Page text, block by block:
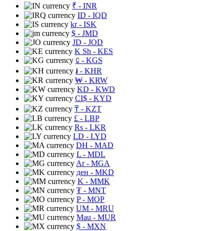
₹ - INR
ID - IQD
kr- ISK
$ - JMD
JD - JOD
K Sh - KES
⃀ - KGS
៛ - KHR
₩ - KRW
KD - KWD
CI$ - KYD
₸ - KZT
£ - LBP
Rs - LKR
LD - LYD
DH - MAD
L - MDL
Ar- MGA
ден - MKD
K - MMK
₮ - MNT
P- MOP
UM - MRU
Mau - MUR
$ - MXN